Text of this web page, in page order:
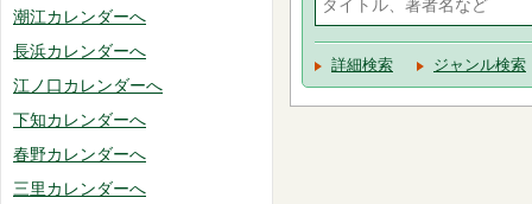
潮江カレンダーへ
長浜カレンダーへ
江ノ口カレンダーへ
下知カレンダーへ
春野カレンダーへ
三里カレンダーへ
詳細検索 ジャンル検索